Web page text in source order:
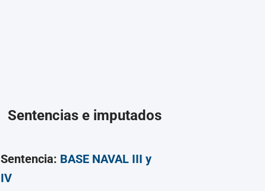
Sentencias e imputados
Sentencia: BASE NAVAL III y
IV